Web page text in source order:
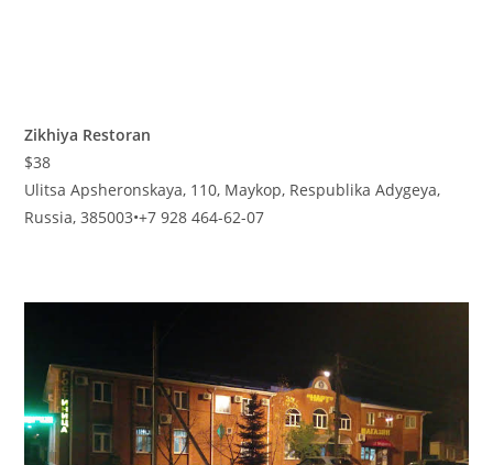
Zikhiya Restoran
$38
Ulitsa Apsheronskaya, 110, Maykop, Respublika Adygeya,
Russia, 385003•+7 928 464-62-07